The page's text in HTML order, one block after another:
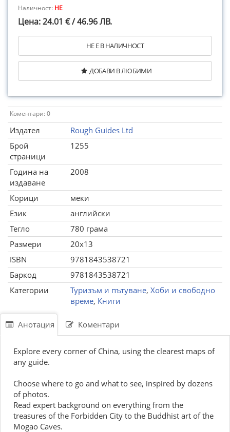
Наличност: НЕ
Цена: 24.01 € / 46.96 ЛВ.
НЕ Е В НАЛИЧНОСТ
ДОБАВИ В ЛЮБИМИ
Коментари: 0
Издател
Rough Guides Ltd
Брой
страници
1255
Година на
издаване
2008
Корици
меки
Език
английски
Тегло
780 грама
Размери
20x13
ISBN
9781843538721
Баркод
9781843538721
Категории
Туризъм и пътуване, Хоби и свободно
време, Книги
Анотация Коментари
Explore every corner of China, using the clearest maps of
any guide.
Choose where to go and what to see, inspired by dozens
of photos.
Read expert background on everything from the
treasures of the Forbidden City to the Buddhist art of the
Mogao Caves.